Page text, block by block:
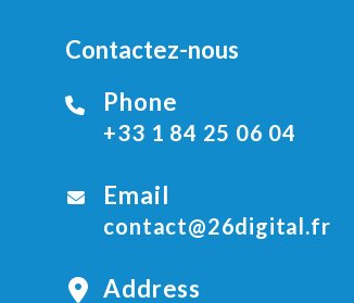
Contactez-nous
Phone
+33 1 84 25 06 04
Email
contact@26digital.fr
Address